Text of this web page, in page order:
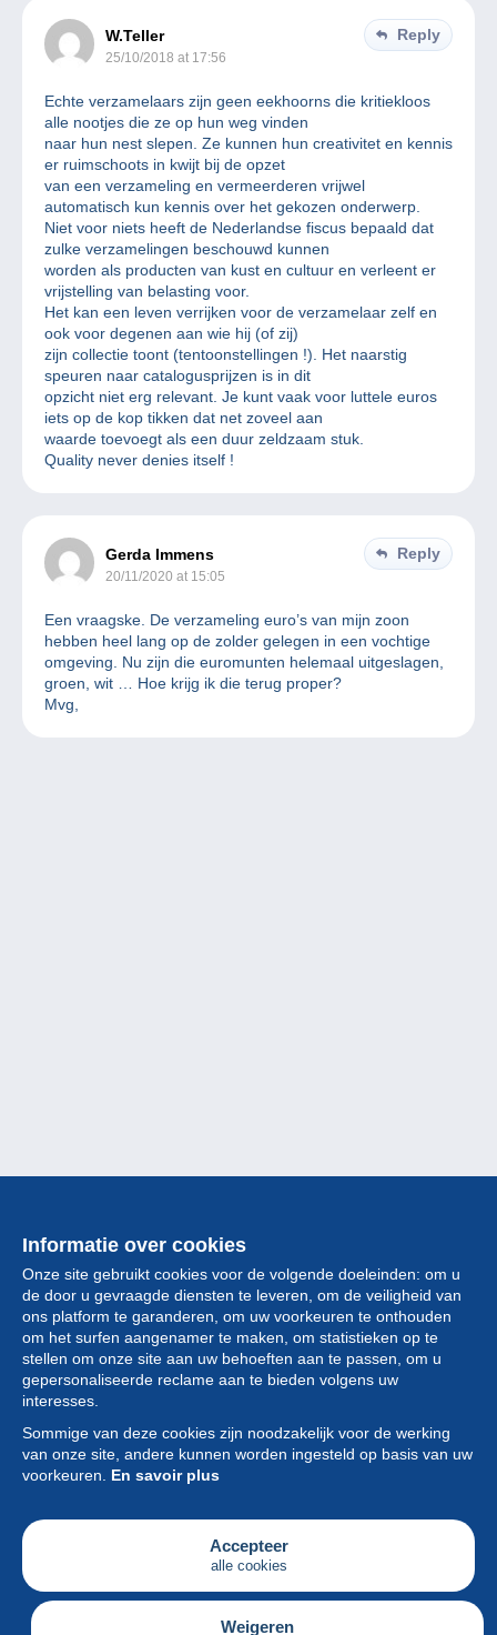
W.Teller
25/10/2018 at 17:56
Reply
Echte verzamelaars zijn geen eekhoorns die kritiekloos
alle nootjes die ze op hun weg vinden
naar hun nest slepen. Ze kunnen hun creativitet en kennis
er ruimschoots in kwijt bij de opzet
van een verzameling en vermeerderen vrijwel
automatisch kun kennis over het gekozen onderwerp.
Niet voor niets heeft de Nederlandse fiscus bepaald dat
zulke verzamelingen beschouwd kunnen
worden als producten van kust en cultuur en verleent er
vrijstelling van belasting voor.
Het kan een leven verrijken voor de verzamelaar zelf en
ook voor degenen aan wie hij (of zij)
zijn collectie toont (tentoonstellingen !). Het naarstig
speuren naar catalogusprijzen is in dit
opzicht niet erg relevant. Je kunt vaak voor luttele euros
iets op de kop tikken dat net zoveel aan
waarde toevoegt als een duur zeldzaam stuk.
Quality never denies itself !
Gerda Immens
20/11/2020 at 15:05
Reply
Een vraagske. De verzameling euro’s van mijn zoon
hebben heel lang op de zolder gelegen in een vochtige
omgeving. Nu zijn die euromunten helemaal uitgeslagen,
groen, wit … Hoe krijg ik die terug proper?
Mvg,
Informatie over cookies
Onze site gebruikt cookies voor de volgende doeleinden: om u
de door u gevraagde diensten te leveren, om de veiligheid van
ons platform te garanderen, om uw voorkeuren te onthouden
om het surfen aangenamer te maken, om statistieken op te
stellen om onze site aan uw behoeften aan te passen, om u
gepersonaliseerde reclame aan te bieden volgens uw
interesses.
Sommige van deze cookies zijn noodzakelijk voor de werking
van onze site, andere kunnen worden ingesteld op basis van uw
voorkeuren. En savoir plus
Accepteer
alle cookies
Weigeren
Collectie
Nieuws
Functie
Vereniging
Diensten
Schrijven